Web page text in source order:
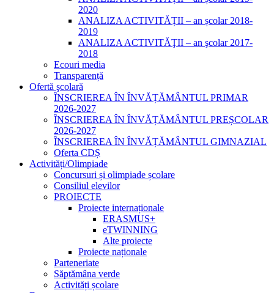
2020
ANALIZA ACTIVITĂȚII – an școlar 2018-
2019
ANALIZA ACTIVITĂŢII – an şcolar 2017-
2018
Ecouri media
Transparență
Ofertă şcolară
ÎNSCRIEREA ÎN ÎNVĂȚĂMÂNTUL PRIMAR
2026-2027
ÎNSCRIEREA ÎN ÎNVĂȚĂMÂNTUL PREȘCOLAR
2026-2027
ÎNSCRIEREA ÎN ÎNVĂȚĂMÂNTUL GIMNAZIAL
Oferta CDȘ
Activități/Olimpiade
Concursuri și olimpiade școlare
Consiliul elevilor
PROIECTE
Proiecte internaționale
ERASMUS+
eTWINNING
Alte proiecte
Proiecte naționale
Parteneriate
Săptămâna verde
Activități școlare